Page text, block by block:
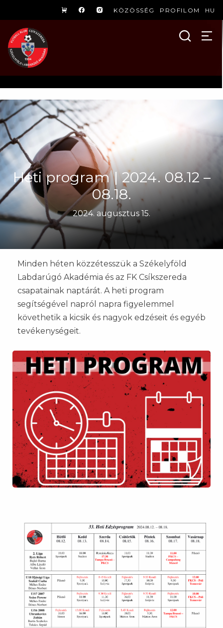
KÖZÖSSÉG PROFILOM HU
Heti program | 2024. 08.12 –
08.18.
2024. augusztus 15.
Minden héten közzétesszük a Székelyföld
Labdarúgó Akadémia és az FK Csíkszereda
csapatainak naptárát. A heti program
segítségével napról napra figyelemmel
követhetik a kicsik és nagyok edzéseit és egyéb
tevékenységeit.